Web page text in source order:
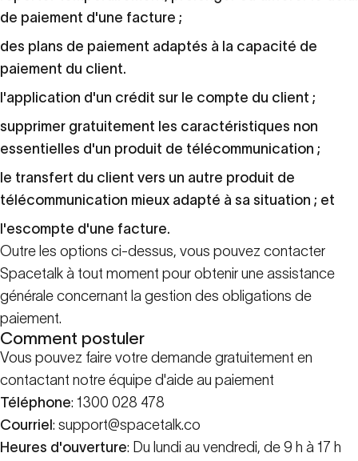
de paiement d'une facture ;
des plans de paiement adaptés à la capacité de
paiement du client.
l'application d'un crédit sur le compte du client ;
supprimer gratuitement les caractéristiques non
essentielles d'un produit de télécommunication ;
le transfert du client vers un autre produit de
télécommunication mieux adapté à sa situation ; et
l'escompte d'une facture.
Outre les options ci-dessus, vous pouvez contacter
Spacetalk à tout moment pour obtenir une assistance
générale concernant la gestion des obligations de
paiement.
Comment postuler
Vous pouvez faire votre demande gratuitement en
contactant notre équipe d'aide au paiement
Téléphone: 1300 028 478
Courriel : support@spacetalk.co
Heures d'ouverture: Du lundi au vendredi, de 9 h à 17 h